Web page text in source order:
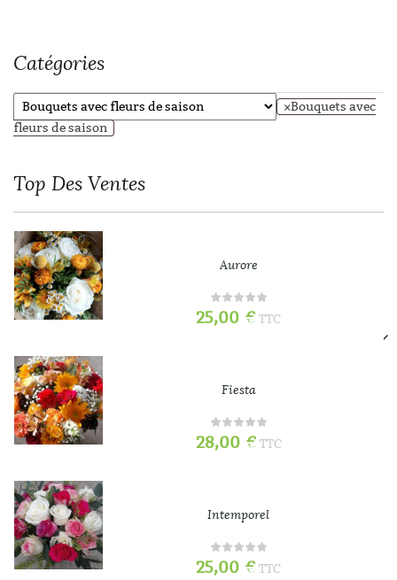
Catégories
×Bouquets avec
fleurs de saison
Top Des Ventes
Aurore
25,00 € TTC
Fiesta
28,00 € TTC
Intemporel
25,00 € TTC